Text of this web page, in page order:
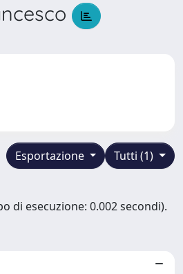
Tutti (1)
Esportazione
di esecuzione: 0.002 secondi).